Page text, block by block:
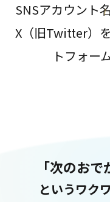
SNSアカウント
X（旧Twitter）
トフォー
「次のお
というワク